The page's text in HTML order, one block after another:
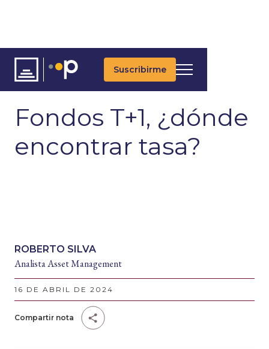
Suscribirme
ARTÍCULOS
Fondos T+1, ¿dónde
encontrar tasa?
ROBERTO SILVA
Analista Asset Management
16 DE ABRIL DE 2024
Compartir nota